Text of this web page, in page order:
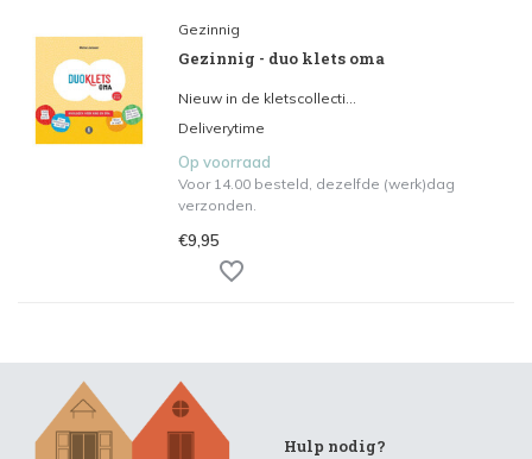
Gezinnig
Gezinnig - duo klets oma
Nieuw in de kletscollecti...
Deliverytime
Op voorraad
Voor 14.00 besteld, dezelfde (werk)dag
verzonden.
€9,95
Hulp nodig?